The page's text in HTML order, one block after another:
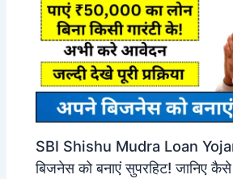
SBI Shishu Mudra Loan
बिजनेस को बनाएं सुपरहिट! जानिए